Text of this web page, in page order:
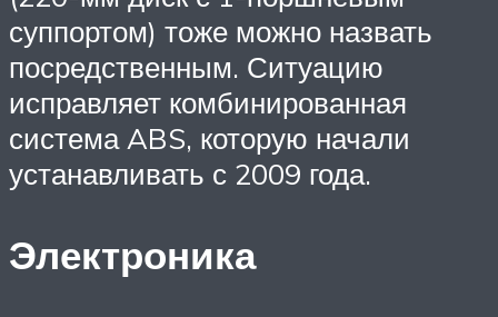
суппортом) тоже можно назвать
посредственным. Ситуацию
исправляет комбинированная
система ABS, которую начали
устанавливать с 2009 года.
Электроника